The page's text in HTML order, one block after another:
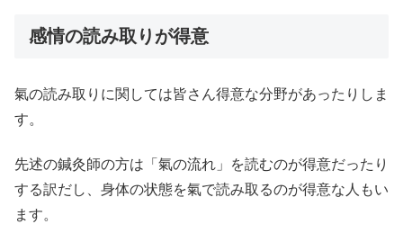
感情の読み取りが得意
氣の読み取りに関しては皆さん得意な分野があったりしま
す。
先述の鍼灸師の方は「氣の流れ」を読むのが得意だったり
する訳だし、身体の状態を氣で読み取るのが得意な人もい
ます。